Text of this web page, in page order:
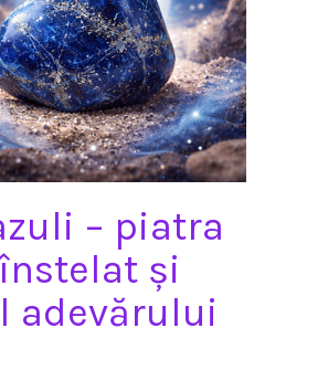
– piatra
și
adevărului